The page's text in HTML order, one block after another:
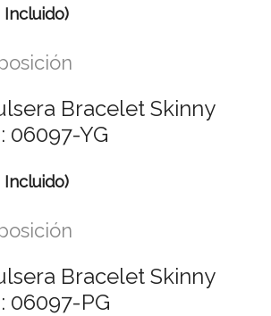
Incluido)
Bracelet Skinny
06097-YG
Incluido)
Bracelet Skinny
06097-PG